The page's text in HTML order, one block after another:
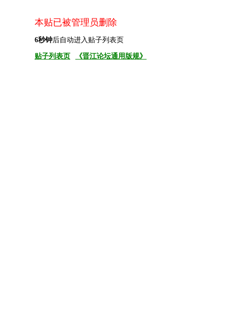
本贴已被管理员删除
6秒钟后自动进入贴子列表页
贴子列表页 《晋江论坛通用版规》